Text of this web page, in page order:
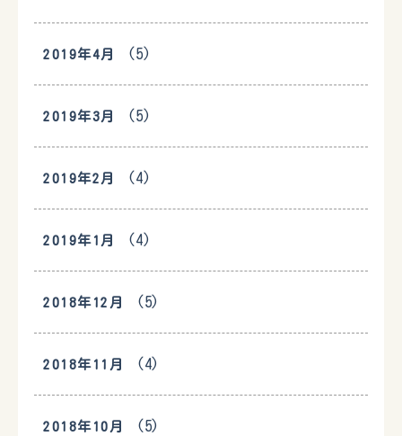
2019年4月 (5)
2019年3月 (5)
2019年2月 (4)
2019年1月 (4)
2018年12月 (5)
2018年11月 (4)
2018年10月 (5)